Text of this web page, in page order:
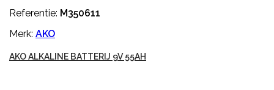
Referentie: M350611
Merk: AKO
AKO ALKALINE BATTERIJ 9V 55AH